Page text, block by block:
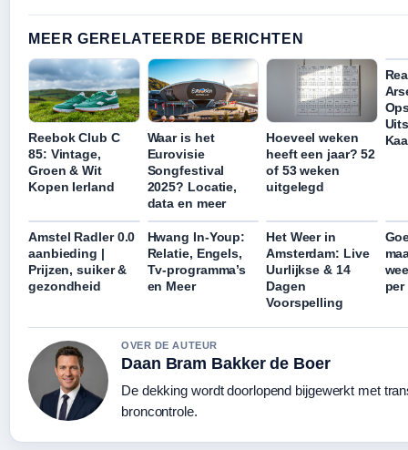
MEER GERELATEERDE BERICHTEN
Reebok Club C
85: Vintage,
Groen & Wit
Kopen Ierland
Waar is het
Eurovisie
Songfestival
2025? Locatie,
data en meer
Hoeveel weken
heeft een jaar? 52
of 53 weken
uitgelegd
Amstel Radler 0.0
aanbieding |
Prijzen, suiker &
gezondheid
Hwang In-Youp:
Relatie, Engels,
Tv-programma’s
en Meer
Het Weer in
Amsterdam: Live
Uurlijkse & 14
Dagen
Voorspelling
OVER DE AUTEUR
Daan Bram Bakker de Boer
De dekking wordt doorlopend bijgewerkt met
broncontrole.